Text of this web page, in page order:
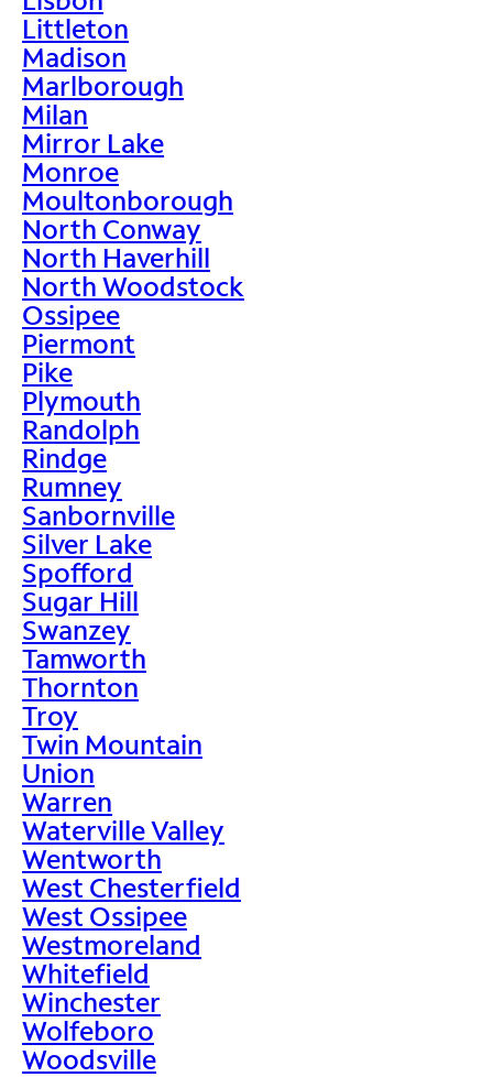
Littleton
Madison
Marlborough
Milan
Mirror Lake
Monroe
Moultonborough
North Conway
North Haverhill
North Woodstock
Ossipee
Piermont
Pike
Plymouth
Randolph
Rindge
Rumney
Sanbornville
Silver Lake
Spofford
Sugar Hill
Swanzey
Tamworth
Thornton
Troy
Twin Mountain
Union
Warren
Waterville Valley
Wentworth
West Chesterfield
West Ossipee
Westmoreland
Whitefield
Winchester
Wolfeboro
Woodsville